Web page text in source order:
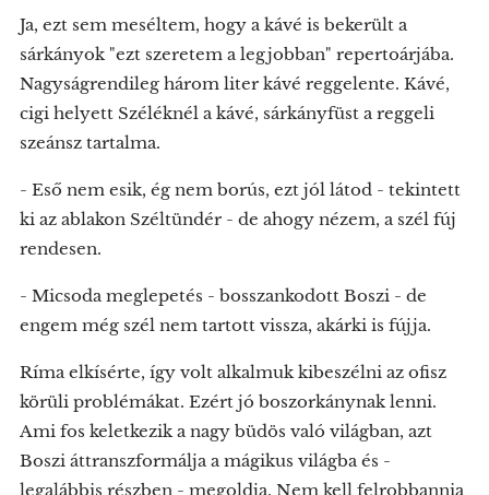
Ja, ezt sem meséltem, hogy a kávé is bekerült a
sárkányok "ezt szeretem a legjobban" repertoárjába.
Nagyságrendileg három liter kávé reggelente. Kávé,
cigi helyett Széléknél a kávé, sárkányfüst a reggeli
szeánsz tartalma.
- Eső nem esik, ég nem borús, ezt jól látod - tekintett
ki az ablakon Széltündér - de ahogy nézem, a szél fúj
rendesen.
- Micsoda meglepetés - bosszankodott Boszi - de
engem még szél nem tartott vissza, akárki is fújja.
Ríma elkísérte, így volt alkalmuk kibeszélni az ofisz
körüli problémákat. Ezért jó boszorkánynak lenni.
Ami fos keletkezik a nagy büdös való világban, azt
Boszi áttranszformálja a mágikus világba és -
legalábbis részben - megoldja. Nem kell felrobbannia